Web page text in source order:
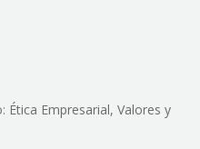
Ética Empresarial, Valores y